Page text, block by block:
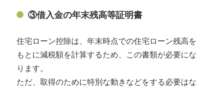
③借入金の年末残高等証明書
住宅ローン控除は、年末時点での住宅ローン残高を
もとに減税額を計算するため、この書類が必要にな
ります。
ただ、取得のために特別な動きなどをする必要はな